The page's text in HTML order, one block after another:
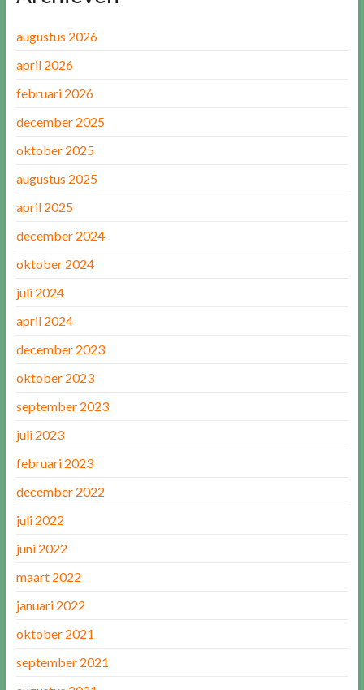
augustus 2026
april 2026
februari 2026
december 2025
oktober 2025
augustus 2025
april 2025
december 2024
oktober 2024
juli 2024
april 2024
december 2023
oktober 2023
september 2023
juli 2023
februari 2023
december 2022
juli 2022
juni 2022
maart 2022
januari 2022
oktober 2021
september 2021